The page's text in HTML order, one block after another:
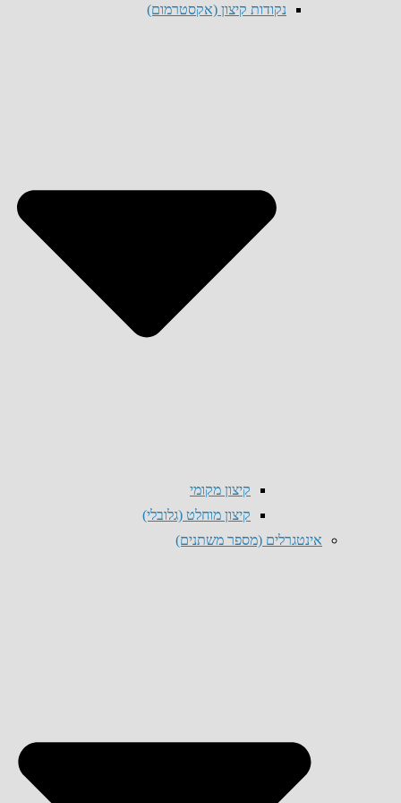
נקודות קיצון (אקסטרמום)
קיצון מקומי
קיצון מוחלט (גלובלי)
אינטגרלים (מספר משתנים)